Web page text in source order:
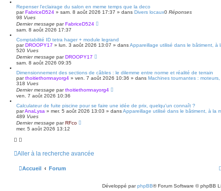
Repenser l'eclairage du salon en meme temps que la deco
parFabriceD524 » sam. 8 août 2026 17:37 » dans Divers locaux0 Réponses
98 Vues
Dernier message parFabriceD524
sam. 8 août 2026 17:37
Comptabilité ID tetra hager + module legrand
parDROOPY17 » lun. 3 août 2026 13:07 » dansAppareillage utilisé dans le bâtiment, à
520 Vues
Dernier message parDROOPY17
sam. 8 août 2026 09:35
Dimensionnement des sections de câbles : le dilemme entre norme et réalité de terrain
parthoitiethomnayorg4 » ven. 7 août 2026 10:36 » dans Machines tournantes :
318 Vues
Dernier message parthoitiethomnayorg4
ven. 7 août 2026 10:36
Calculateur de fuite piscine pour se faire une idée de prix, quelqu'un connaît ?
parAnaLysa » mer. 5 août 2026 13:03 » dansAppareillage utilisé dans le bâtiment, à la
489 Vues
Dernier message parRFco
mer. 5 août 2026 13:12
Aller à la recherche avancée
Accueil Forum
Développé parphpBB® Forum Software © phpBB